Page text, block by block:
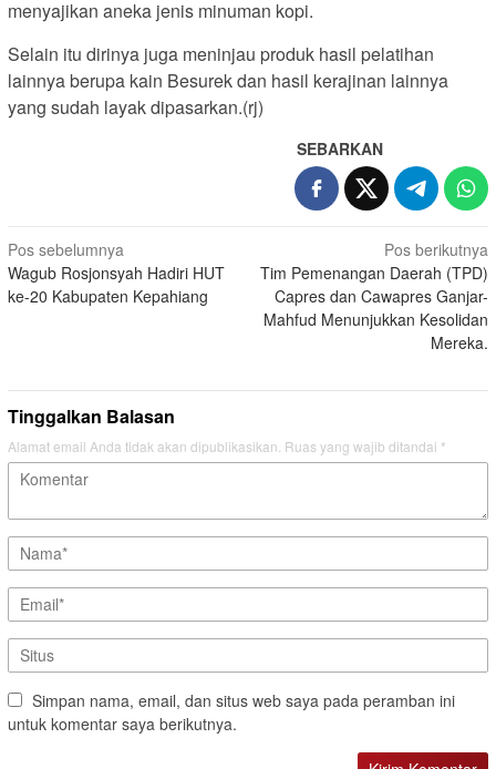
menyajikan aneka jenis minuman kopi.
Selain itu dirinya juga meninjau produk hasil pelatihan
lainnya berupa kain Besurek dan hasil kerajinan lainnya
yang sudah layak dipasarkan.(rj)
SEBARKAN
Navigasi
pos
Pos sebelumnya
Wagub Rosjonsyah Hadiri HUT
ke-20 Kabupaten Kepahiang
Pos berikutnya
Tim Pemenangan Daerah (TPD)
Capres dan Cawapres Ganjar-
Mahfud Menunjukkan Kesolidan
Mereka.
Tinggalkan Balasan
Alamat email Anda tidak akan dipublikasikan. Ruas yang wajib ditandai *
Simpan nama, email, dan situs web saya pada peramban ini
untuk komentar saya berikutnya.